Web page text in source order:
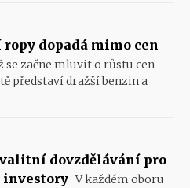
ropy dopadá mimo cen
se začne mluvit o růstu cen
představí dražší benzin a
dovzdělávání pro
investory V každém oboru